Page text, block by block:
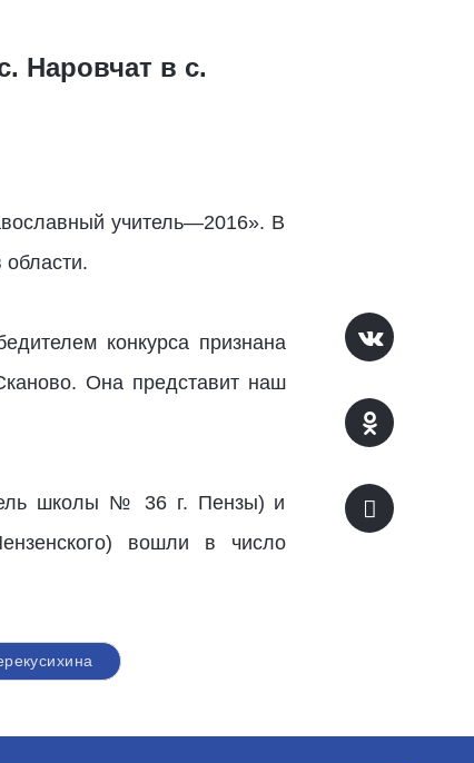
Наровчат в с.
учитель—2016». В
области.
конкурса признана
Она представит наш
школы № 36 г. Пензы) и
вошли в число